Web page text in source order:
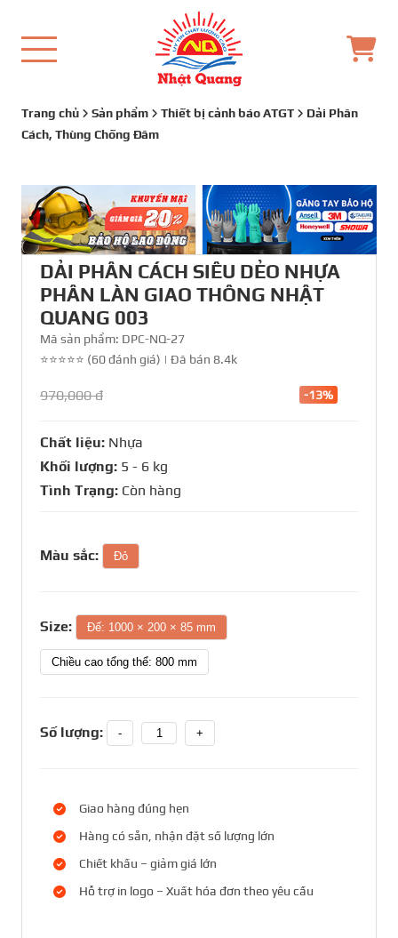
Trang chủ Sản phẩm Thiết bị cảnh báo ATGT
Dải Phân
Cách, Thùng Chống Đâm
DẢI PHÂN CÁCH SIÊU DẺO NHỰA
PHÂN LÀN GIAO THÔNG NHẬT
QUANG 003
Mã sản phẩm: DPC-NQ-27
⭐⭐⭐⭐⭐ (60 đánh giá) | Đã bán 8.4k
970,000 đ -13%
Chất liệu: Nhựa
Khối lượng: 5 - 6 kg
Tình Trạng: Còn hàng
Màu sắc: Đỏ
Size: Đế: 1000 × 200 × 85 mm
Chiều cao tổng thể: 800 mm
Số lượng: - +
Giao hàng đúng hẹn
Hàng có sẵn, nhận đặt số lượng lớn
Chiết khấu – giảm giá lớn
Hỗ trợ in logo – Xuất hóa đơn theo yêu cầu